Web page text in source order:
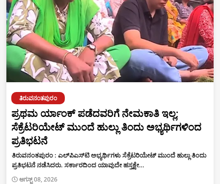
ತಿರುವನಂತಪುರಂ
ಪ್ರಥಮ ರ್ಯಾಂಕ್ ಪಡೆದವರಿಗೆ ನೇಮಕಾತಿ ಇಲ್ಲ;
ಸೆಕ್ರೆಟರಿಯೇಟ್ ಮುಂದೆ ಹುಲ್ಲು ತಿಂದು ಅಭ್ಯರ್ಥಿಗಳಿಂದ
ಪ್ರತಿಭಟನೆ
ತಿರುವನಂತಪುರಂ : ಎಲ್‍ಪಿಎಸ್‍ಟಿ ಅಭ್ಯರ್ಥಿಗಳು ಸೆಕ್ರೆಟರಿಯೇಟ್ ಮುಂದೆ ಹುಲ್ಲು ತಿಂದು
ಪ್ರತಿಭಟನೆ ನಡೆಸಿದರು. ಸರ್ಕಾರದಿಂದ ಯಾವುದೇ ಹಸ್ತಕ್ಷೇ…
ಆಗಸ್ಟ್ 08, 2026